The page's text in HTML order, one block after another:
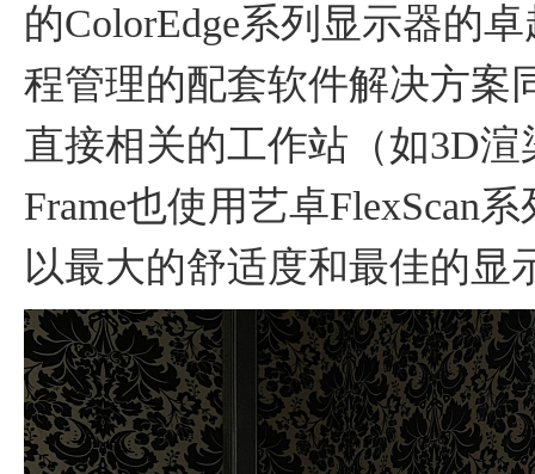
的ColorEdge系列显示器的
程管理的配套软件解决方案
直接相关的工作站（如3D渲
Frame也使用艺卓FlexScan
以最大的舒适度和最佳的显